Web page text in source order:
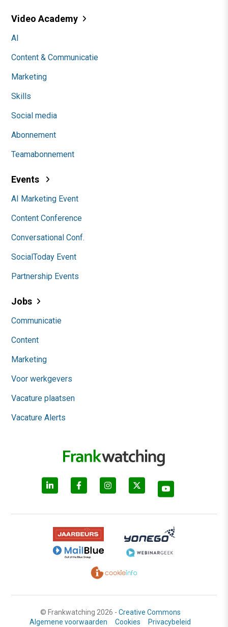
Video Academy
AI
Content & Communicatie
Marketing
Skills
Social media
Abonnement
Teamabonnement
Events
AI Marketing Event
Content Conference
Conversational Conf.
SocialToday Event
Partnership Events
Jobs
Communicatie
Content
Marketing
Voor werkgevers
Vacature plaatsen
Vacature Alerts
© Frankwatching 2026 - Creative Commons
Algemene voorwaarden
Cookies Privacybeleid